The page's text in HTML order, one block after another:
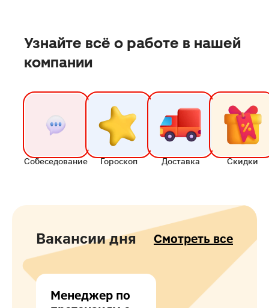
Узнайте всё о работе в нашей
компании
Собеседование Гороскоп Доставка Скидки
Вакансии дня Смотреть все
Менеджер по